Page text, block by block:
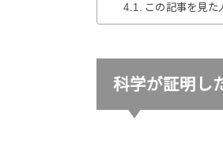
この記事を見た
科学が証明し